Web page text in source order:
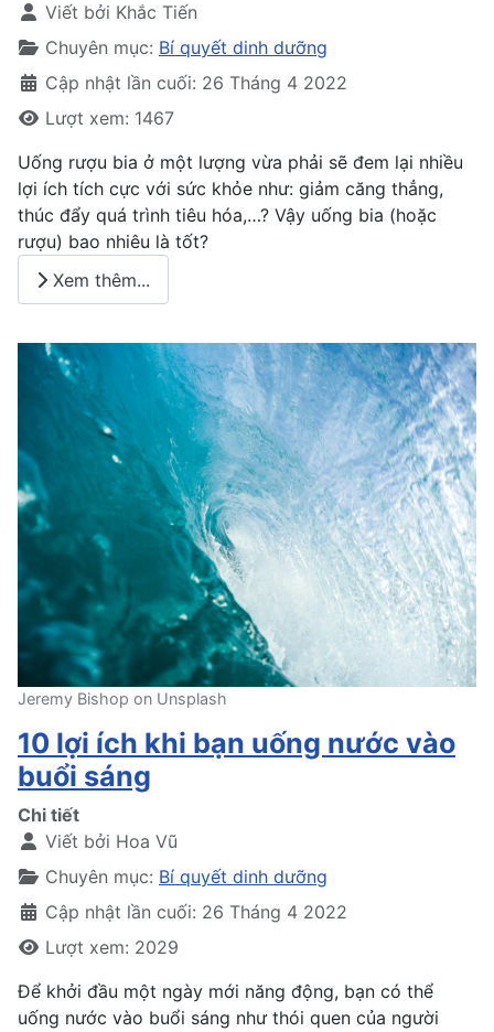
Viết bởi Khắc Tiến
Chuyên mục: Bí quyết dinh dưỡng
Cập nhật lần cuối: 26 Tháng 4 2022
Lượt xem: 1467
Uống rượu bia ở một lượng vừa phải sẽ đem lại nhiều
lợi ích tích cực với sức khỏe như: giảm căng thẳng,
thúc đẩy quá trình tiêu hóa,…? Vậy uống bia (hoặc
rượu) bao nhiêu là tốt?
Xem thêm...
Jeremy Bishop on Unsplash
10 lợi ích khi bạn uống nước vào
buổi sáng
Chi tiết
Viết bởi Hoa Vũ
Chuyên mục: Bí quyết dinh dưỡng
Cập nhật lần cuối: 26 Tháng 4 2022
Lượt xem: 2029
Để khởi đầu một ngày mới năng động, bạn có thể
uống nước vào buổi sáng như thói quen của người